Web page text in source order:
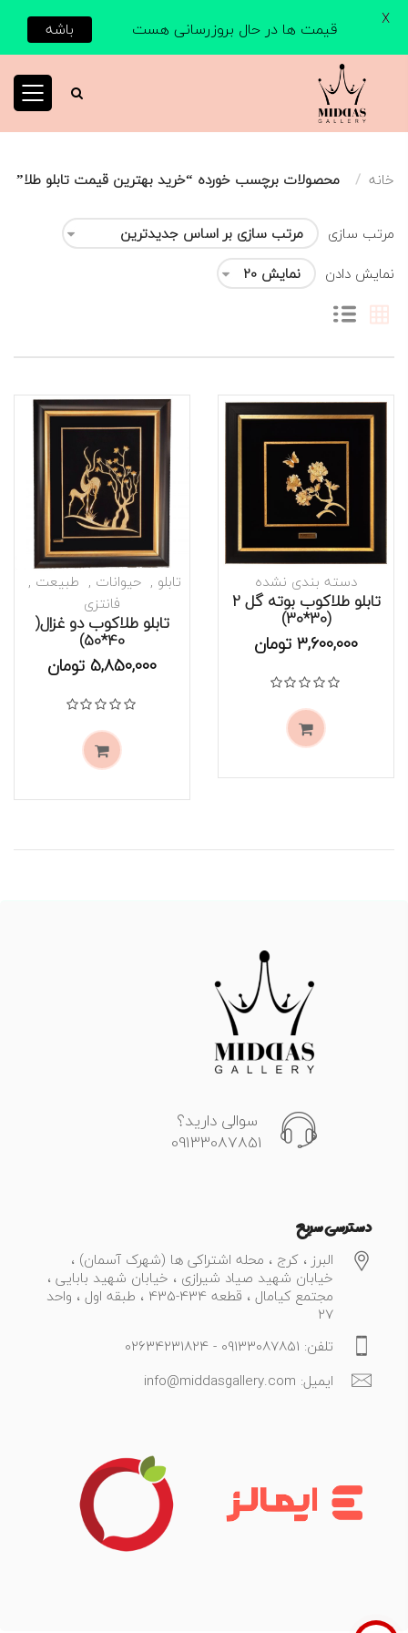
خانه محصولات برچسب خورده “خرید بهترین قیمت تابلو طلا”
مرتب سازی
نمایش دادن
موجود است
دسته بندی نشده
تابلو طلاکوب بوته گل 2
(30*30)
3,600,000تومان
نمره0از 5
موجود است
تابلو حیوانات
طبیعت
فانتزی
تابلو طلاکوب دو غزال(
40*50)
5,850,000 تومان
نمره0از 5
قیمت ها در حال بروزرسانی هست باشه X
سوالی دارید؟
09133087851
دسترسی سریع
البرز ، کرج ، محله اشتراکی ها (شهرک آسمان) ،
خیابان شهید صیاد شیرازی ، خیابان شهید بابایی ،
مجتمع کیامال ، قطعه 434-435 ، طبقه اول ، واحد
27
تلفن: 09133087851 - 02634231824
ایمیل: info@middasgallery.com